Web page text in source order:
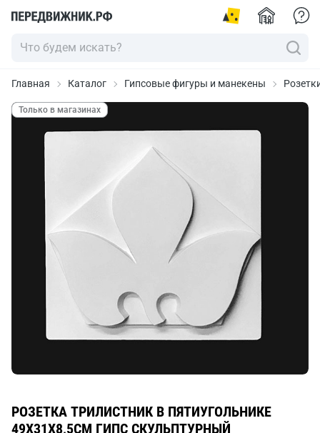
Главная Каталог Гипсовые фигуры и манекены
Только в магазинах
РОЗЕТКА ТРИЛИСТНИК В ПЯТИУГОЛЬНИКЕ
49Х31Х8,5СМ ГИПС СКУЛЬПТУРНЫЙ